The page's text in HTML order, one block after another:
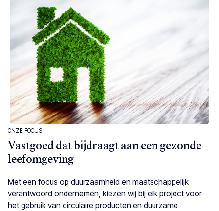
ONZE FOCUS.
Vastgoed dat bijdraagt aan een gezonde
leefomgeving
Met een focus op duurzaamheid en maatschappelijk
verantwoord ondernemen, kiezen wij bij elk project voor
het gebruik van circulaire producten en duurzame